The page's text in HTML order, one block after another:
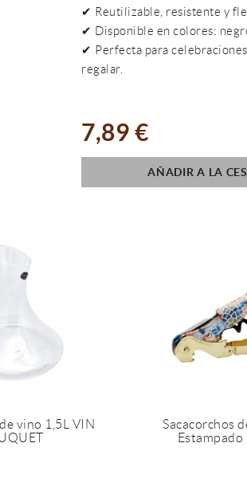
✔ Reutilizable, resistente y
✔ Disponible en colores:
✔ Perfecta para
regalar.
7,89 €
AÑADIR A LA
vino 1,5L VIN
Sacacorchos
Estampado